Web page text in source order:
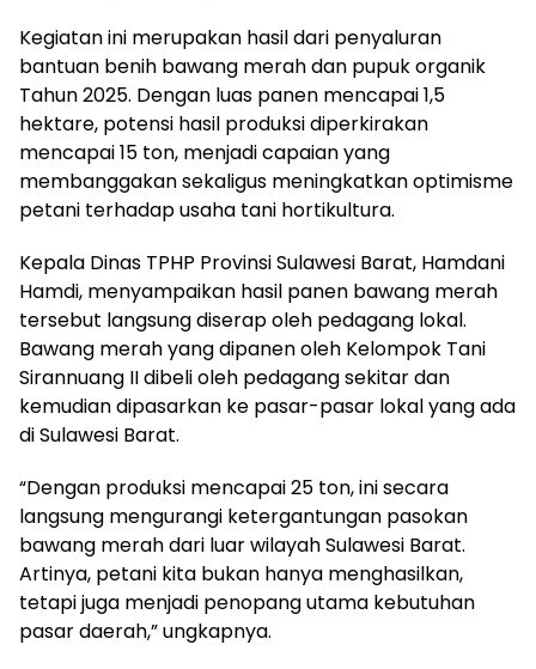
Kegiatan ini merupakan hasil dari penyaluran
bantuan benih bawang merah dan pupuk organik
Tahun 2025. Dengan luas panen mencapai 1,5
hektare, potensi hasil produksi diperkirakan
mencapai 15 ton, menjadi capaian yang
membanggakan sekaligus meningkatkan optimisme
petani terhadap usaha tani hortikultura.
Kepala Dinas TPHP Provinsi Sulawesi Barat, Hamdani
Hamdi, menyampaikan hasil panen bawang merah
tersebut langsung diserap oleh pedagang lokal.
Bawang merah yang dipanen oleh Kelompok Tani
Sirannuang II dibeli oleh pedagang sekitar dan
kemudian dipasarkan ke pasar-pasar lokal yang ada
di Sulawesi Barat.
“Dengan produksi mencapai 25 ton, ini secara
langsung mengurangi ketergantungan pasokan
bawang merah dari luar wilayah Sulawesi Barat.
Artinya, petani kita bukan hanya menghasilkan,
tetapi juga menjadi penopang utama kebutuhan
pasar daerah,” ungkapnya.